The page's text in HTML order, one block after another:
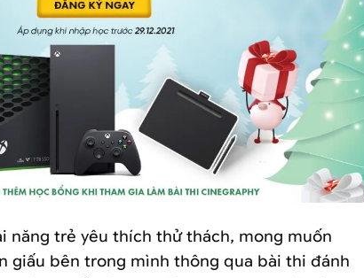
năng trẻ yêu thích thử thách, mong muốn
giấu bên trong mình thông qua bài thi đánh